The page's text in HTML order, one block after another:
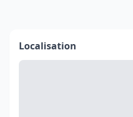
Localisation